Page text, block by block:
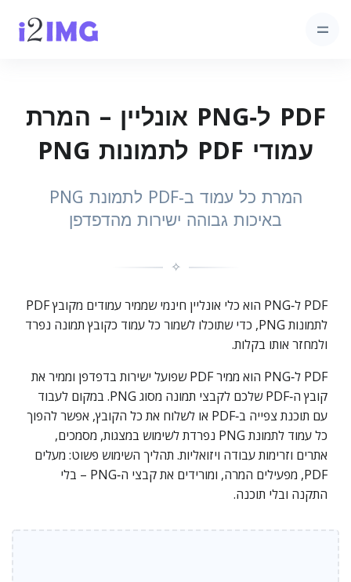
PDF ל‑PNG אונליין – המרת
עמודי PDF לתמונות PNG
המרת כל עמוד ב‑PDF לתמונת PNG
באיכות גבוהה ישירות מהדפדפן
✧
PDF ל‑PNG הוא כלי אונליין חינמי שממיר עמודים מקובץ PDF
לתמונות PNG, כדי שתוכלו לשמור כל עמוד כקובץ תמונה נפרד
ולמחזר אותו בקלות.
PDF ל‑PNG הוא ממיר PDF שפועל ישירות בדפדפן וממיר את
קובץ ה‑PDF שלכם לקבצי תמונה מסוג PNG. במקום לעבוד
עם תוכנת צפייה ב‑PDF או לשלוח את כל הקובץ, אפשר להפוך
כל עמוד לתמונת PNG נפרדת לשימוש במצגות, מסמכים,
אתרים וזרימות עבודה ויזואליות. תהליך השימוש פשוט: מעלים
PDF, מפעילים המרה, ומורידים את קבצי ה‑PNG – בלי
התקנה ובלי תוכנה.